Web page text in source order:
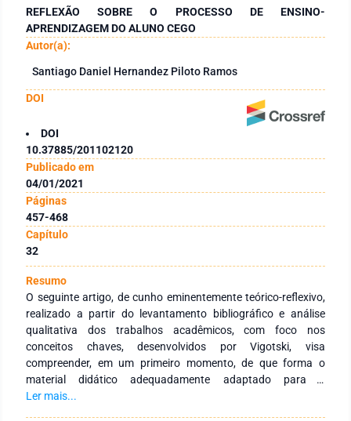
REFLEXÃO SOBRE O PROCESSO DE ENSINO-
APRENDIZAGEM DO ALUNO CEGO
Autor(a):
Santiago Daniel Hernandez Piloto Ramos
DOI
DOI
10.37885/201102120
Publicado em
04/01/2021
Páginas
457-468
Capítulo
32
Resumo
O seguinte artigo, de cunho eminentemente teórico-reflexivo,
realizado a partir do levantamento bibliográfico e análise
qualitativa dos trabalhos acadêmicos, com foco nos
conceitos chaves, desenvolvidos por Vigotski, visa
compreender, em um primeiro momento, de que forma o
material didático adequadamente adaptado para o
atendimento educacional especializado do aluno cego, pode
Ler mais...